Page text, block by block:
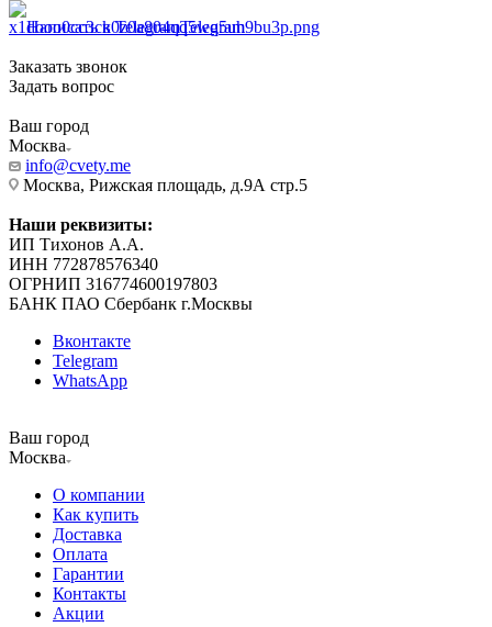
Написать в TelegramTelegram
Заказать звонок
Задать вопрос
Ваш город
Москва
info@cvety.me
Москва, Рижская площадь, д.9А стр.5
Наши реквизиты:
ИП Тихонов А.А.
ИНН 772878576340
ОГРНИП 316774600197803
БАНК ПАО Сбербанк г.Москвы
Вконтакте
Telegram
WhatsApp
Ваш город
Москва
О компании
Как купить
Доставка
Оплата
Гарантии
Контакты
Акции